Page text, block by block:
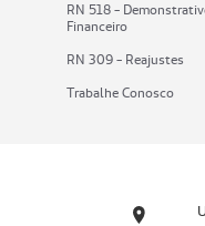
RN 518 -
Financeiro
RN 309 - Reajustes
Trabalhe Conosco